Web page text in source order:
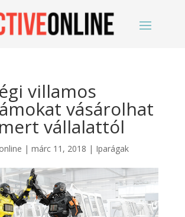
villamos
vásárolhat
vállalattól
| márc 11, 2018 | Iparágak